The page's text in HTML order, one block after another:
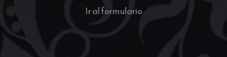
Ir al formulario